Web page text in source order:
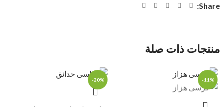
Share:
منتجات ذات صلة
-11%
-20%